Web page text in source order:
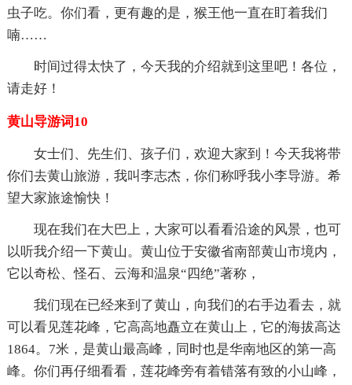
虫子吃。你们看，更有趣的是，猴王他一直在盯着我们
喃……
时间过得太快了，今天我的介绍就到这里吧！各位，
请走好！
黄山导游词10
女士们、先生们、孩子们，欢迎大家到！今天我将带
你们去黄山旅游，我叫李志杰，你们称呼我小李导游。希
望大家旅途愉快！
现在我们在大巴上，大家可以看看沿途的风景，也可
以听我介绍一下黄山。黄山位于安徽省南部黄山市境内，
它以奇松、怪石、云海和温泉“四绝”著称，
我们现在已经来到了黄山，向我们的右手边看去，就
可以看见莲花峰，它高高地矗立在黄山上，它的海拔高达
1864。7米，是黄山最高峰，同时也是华南地区的第一高
峰。你们再仔细看看，莲花峰旁有着错落有致的小山峰，